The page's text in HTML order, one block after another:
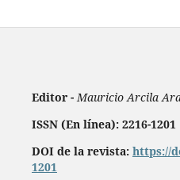
Editor -Mauricio Arcila
ISSN (En línea): 2216-1201
DOI de la revista: https://
1201